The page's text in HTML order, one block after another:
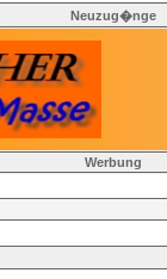
Neuzug�nge
Werbung